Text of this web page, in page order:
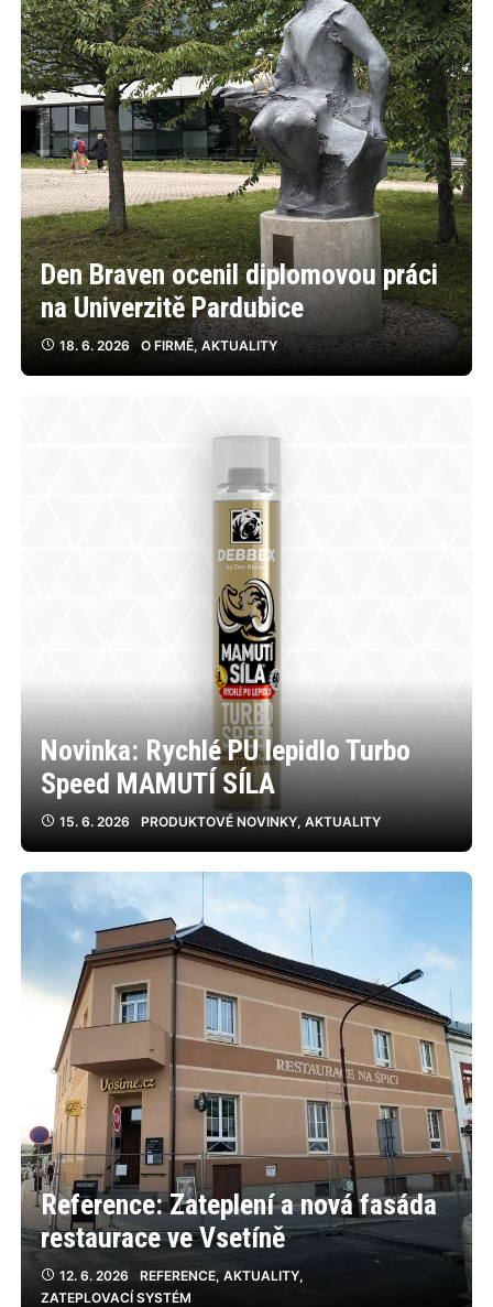
Den Braven ocenil diplomovou práci
na Univerzitě Pardubice
18. 6. 2026 O FIRMĚ, AKTUALITY
Novinka: Rychlé PU lepidlo Turbo
Speed MAMUTÍ SÍLA
15. 6. 2026 PRODUKTOVÉ NOVINKY, AKTUALITY
Reference: Zateplení a nová fasáda
restaurace ve Vsetíně
12. 6. 2026 REFERENCE, AKTUALITY,
ZATEPLOVACÍ SYSTÉM